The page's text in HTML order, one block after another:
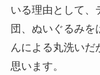
いる理由として、
団、ぬいぐるみ
んによる丸洗いだ
思います。